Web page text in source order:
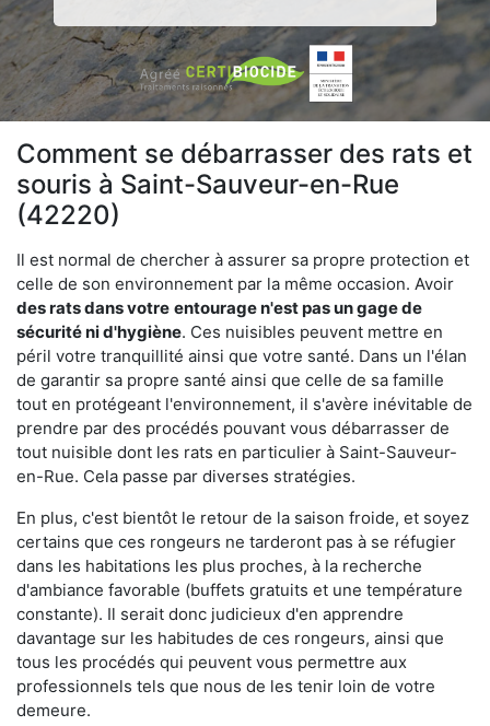
Comment se débarrasser des rats et
souris à Saint-Sauveur-en-Rue
(42220)
Il est normal de chercher à assurer sa propre protection et
celle de son environnement par la même occasion. Avoir
des rats dans votre entourage n'est pas un gage de
sécurité ni d'hygiène. Ces nuisibles peuvent mettre en
péril votre tranquillité ainsi que votre santé. Dans un l'élan
de garantir sa propre santé ainsi que celle de sa famille
tout en protégeant l'environnement, il s'avère inévitable de
prendre par des procédés pouvant vous débarrasser de
tout nuisible dont les rats en particulier à Saint-Sauveur-
en-Rue. Cela passe par diverses stratégies.
En plus, c'est bientôt le retour de la saison froide, et soyez
certains que ces rongeurs ne tarderont pas à se réfugier
dans les habitations les plus proches, à la recherche
d'ambiance favorable (buffets gratuits et une température
constante). Il serait donc judicieux d'en apprendre
davantage sur les habitudes de ces rongeurs, ainsi que
tous les procédés qui peuvent vous permettre aux
professionnels tels que nous de les tenir loin de votre
demeure.